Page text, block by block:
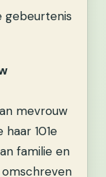
gebeurtenis
mevrouw
101e
familie en